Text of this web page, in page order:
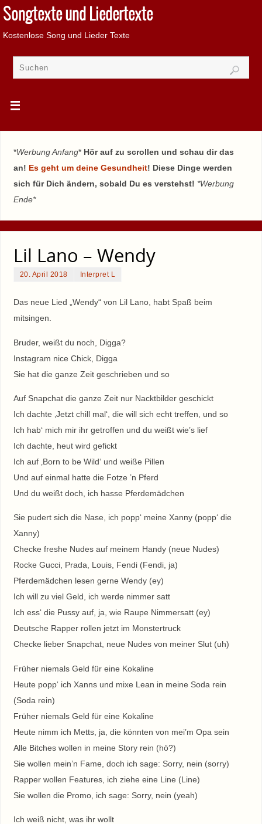
Songtexte und Liedertexte
Kostenlose Song und Lieder Texte
*Werbung Anfang* Hör auf zu scrollen und schau dir das
an! Es geht um deine Gesundheit! Diese Dinge werden
sich für Dich ändern, sobald Du es verstehst! *Werbung
Ende*
Lil Lano – Wendy
20. April 2018 Interpret L
Das neue Lied „Wendy“ von Lil Lano, habt Spaß beim
mitsingen.
Bruder, weißt du noch, Digga?
Instagram nice Chick, Digga
Sie hat die ganze Zeit geschrieben und so
Auf Snapchat die ganze Zeit nur Nacktbilder geschickt
Ich dachte ‚Jetzt chill mal‘, die will sich echt treffen, und so
Ich hab‘ mich mir ihr getroffen und du weißt wie’s lief
Ich dachte, heut wird gefickt
Ich auf ‚Born to be Wild‘ und weiße Pillen
Und auf einmal hatte die Fotze ’n Pferd
Und du weißt doch, ich hasse Pferdemädchen
Sie pudert sich die Nase, ich popp‘ meine Xanny (popp‘ die
Xanny)
Checke freshe Nudes auf meinem Handy (neue Nudes)
Rocke Gucci, Prada, Louis, Fendi (Fendi, ja)
Pferdemädchen lesen gerne Wendy (ey)
Ich will zu viel Geld, ich werde nimmer satt
Ich ess‘ die Pussy auf, ja, wie Raupe Nimmersatt (ey)
Deutsche Rapper rollen jetzt im Monstertruck
Checke lieber Snapchat, neue Nudes von meiner Slut (uh)
Früher niemals Geld für eine Kokaline
Heute popp‘ ich Xanns und mixe Lean in meine Soda rein
(Soda rein)
Früher niemals Geld für eine Kokaline
Heute nimm ich Metts, ja, die könnten von mei’m Opa sein
Alle Bitches wollen in meine Story rein (hö?)
Sie wollen mein’n Fame, doch ich sage: Sorry, nein (sorry)
Rapper wollen Features, ich ziehe eine Line (Line)
Sie wollen die Promo, ich sage: Sorry, nein (yeah)
Ich weiß nicht, was ihr wollt